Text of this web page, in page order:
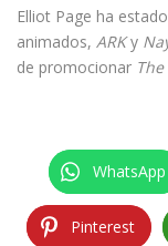
Elliot Page ha
animados, ARKy
de promocionar
WhatsApp
Pinterest